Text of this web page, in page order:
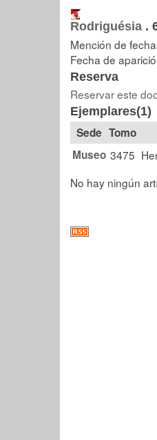
Rodriguésia .
Mención de
Fecha de
Reserva
Reservar este
Ejemplares(1)
Tomo
Museo 3475
No hay ningún